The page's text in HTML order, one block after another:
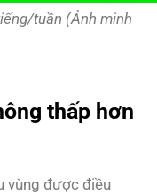
tuần (Ảnh minh
thấp hơn
vùng được điều